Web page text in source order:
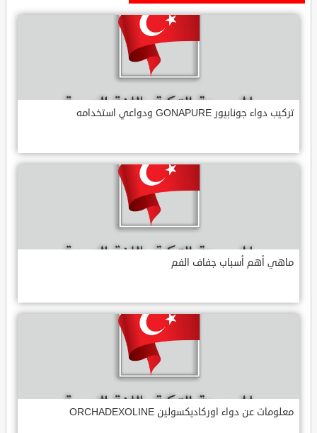
تركيب دواء جونابيور GONAPURE ودواعي استخدامه
ماهي أهم أسباب جفاف الفم
معلومات عن دواء اوركاديكسولين ORCHADEXOLINE